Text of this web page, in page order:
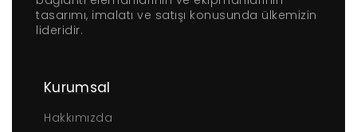
tasarımı, imalatı ve satışı konusunda ülkemizin
lideridir.
Kurumsal
Hakkımızda